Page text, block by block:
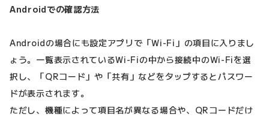
Androidでの確認方法
Androidの場合にも設定アプリで「Wi-Fi」の項目に入りまし
ょう。一覧表示されているWi-Fiの中から接続中のWi-Fiを選
択し、「QRコード」や「共有」などをタップするとパスワー
ドが表示されます。
ただし、機種によって項目名が異なる場合や、QRコードだけ